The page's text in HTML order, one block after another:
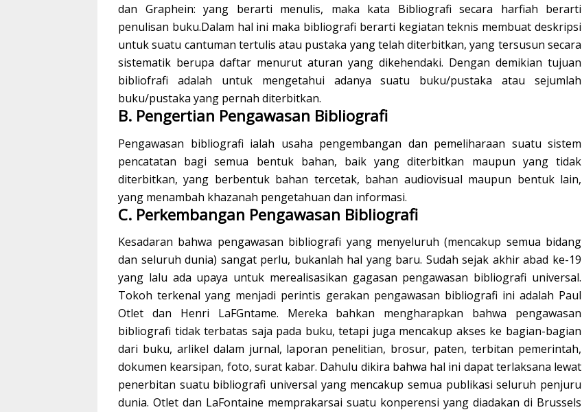
dan Graphein: yang berarti menulis, maka kata Bibliografi secara harfiah berarti
penulisan buku.Dalam hal ini maka bibliografi berarti kegiatan teknis membuat deskripsi
untuk suatu cantuman tertulis atau pustaka yang telah diterbitkan, yang tersusun secara
sistematik berupa daftar menurut aturan yang dikehendaki. Dengan demikian tujuan
bibliofrafi adalah untuk mengetahui adanya suatu buku/pustaka atau sejumlah
buku/pustaka yang pernah diterbitkan.
B. Pengertian Pengawasan Bibliografi
Pengawasan bibliografi ialah usaha pengembangan dan pemeliharaan suatu sistem
pencatatan bagi semua bentuk bahan, baik yang diterbitkan maupun yang tidak
diterbitkan, yang berbentuk bahan tercetak, bahan audiovisual maupun bentuk lain,
yang menambah khazanah pengetahuan dan informasi.
C. Perkembangan Pengawasan Bibliografi
Kesadaran bahwa pengawasan bibliografi yang menyeluruh (mencakup semua bidang
dan seluruh dunia) sangat perlu, bukanlah hal yang baru. Sudah sejak akhir abad ke-19
yang lalu ada upaya untuk merealisasikan gagasan pengawasan bibliografi universal.
Tokoh terkenal yang menjadi perintis gerakan pengawasan bibliografi ini adalah Paul
Otlet dan Henri LaFGntame. Mereka bahkan mengharapkan bahwa pengawasan
bibliografi tidak terbatas saja pada buku, tetapi juga mencakup akses ke bagian-bagian
dari buku, arlikel dalam jurnal, laporan penelitian, brosur, paten, terbitan pemerintah,
dokumen kearsipan, foto, surat kabar. Dahulu dikira bahwa hal ini dapat terlaksana lewat
penerbitan suatu bibliografi universal yang mencakup semua publikasi seluruh penjuru
dunia. Otlet dan LaFontaine memprakarsai suatu konperensi yang diadakan di Brussels